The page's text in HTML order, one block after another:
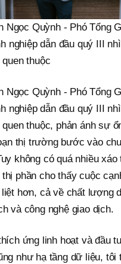
Ngọc Quỳnh - Phó Tổng
nghiệp dẫn đầu quý III
quen thuộc
Ngọc Quỳnh - Phó Tổng
nghiệp dẫn đầu quý III
quen thuộc, phản ánh sự
thị trường bước vào
không có quá nhiều
phần cho thấy cuộc
hơn, cả về chất lượng
và công nghệ giao dịch.
ứng linh hoạt và đầu
như hạ tầng dữ liệu, tôi